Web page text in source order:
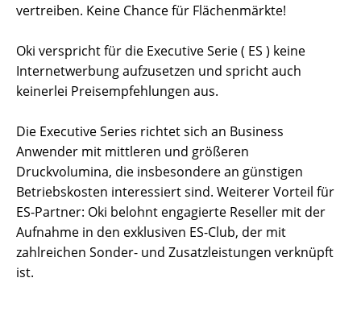
vertreiben. Keine Chance für Flächenmärkte!
Oki verspricht für die Executive Serie ( ES ) keine
Internetwerbung aufzusetzen und spricht auch
keinerlei Preisempfehlungen aus.
Die Executive Series richtet sich an Business
Anwender mit mittleren und größeren
Druckvolumina, die insbesondere an günstigen
Betriebskosten interessiert sind. Weiterer Vorteil für
ES-Partner: Oki belohnt engagierte Reseller mit der
Aufnahme in den exklusiven ES-Club, der mit
zahlreichen Sonder- und Zusatzleistungen verknüpft
ist.